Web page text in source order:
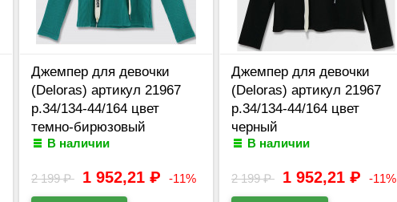
Джемпер для девочки
(Deloras) артикул 21967
р.34/134-44/164 цвет
темно-бирюзовый
В наличии
2 199₽ 1 952,21 ₽ -11%
Джемпер для девочки
(Deloras) артикул 21967
р.34/134-44/164 цвет
черный
В наличии
2 199₽ 1 952,21 ₽ -11%